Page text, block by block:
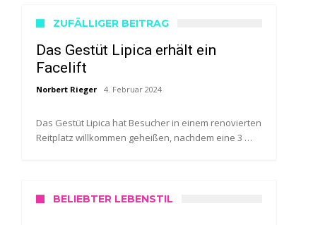
ZUFÄLLIGER BEITRAG
Das Gestüt Lipica erhält ein
Facelift
Norbert Rieger 4. Februar 2024
Das Gestüt Lipica hat Besucher in einem renovierten
Reitplatz willkommen geheißen, nachdem eine 3 …
BELIEBTER LEBENSTIL